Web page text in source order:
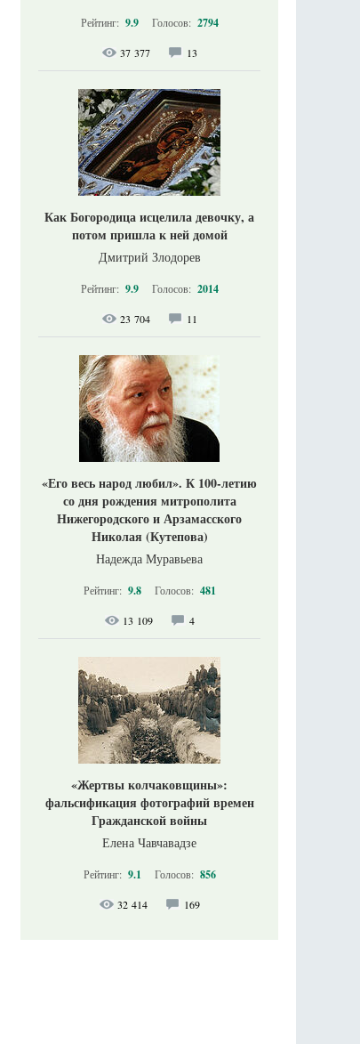
Рейтинг: 9.9 Голосов: 2794
37 377 13
Как Богородица исцелила девочку, а
потом пришла к ней домой
Дмитрий Злодорев
Рейтинг: 9.9 Голосов: 2014
23 704 11
«Его весь народ любил». К 100-летию
со дня рождения митрополита
Нижегородского и Арзамасского
Николая (Кутепова)
Надежда Муравьева
Рейтинг: 9.8 Голосов: 481
13 109 4
«Жертвы колчаковщины»:
фальсификация фотографий времен
Гражданской войны
Елена Чавчавадзе
Рейтинг: 9.1 Голосов: 856
32 414 169